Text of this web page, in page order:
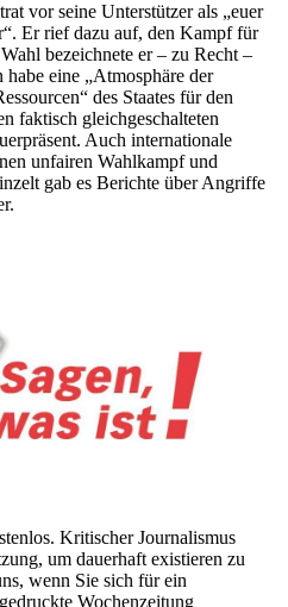
vor seine Unterstützer als „euer
Er rief dazu auf, den Kampf für
bezeichnete er – zu Recht –
eine „Atmosphäre der
des Staates für den
faktisch gleichgeschalteten
Auch internationale
unfairen Wahlkampf und
gab es Berichte über Angriffe
Kritischer Journalismus
um dauerhaft existieren zu
wenn Sie sich für ein
Wochenzeitung